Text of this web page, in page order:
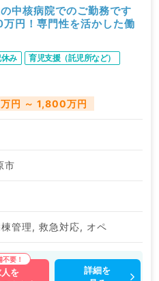
中核病院でのご勤務です
円！専門性を活かした働
み
育児支援（託児所など）
円 ～ 1,800万円
市
管理, 救急対応, オペ
を
詳細を